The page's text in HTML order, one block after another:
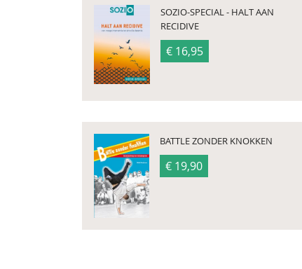
SOZIO-SPECIAL - HALT AAN
RECIDIVE
€ 16,95
BATTLE ZONDER KNOKKEN
€ 19,90